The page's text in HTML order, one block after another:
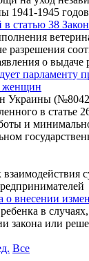
1941-1945
статью 38
разрешения
о выдаче
женщин
в
и
внесении
в
закона или
Все